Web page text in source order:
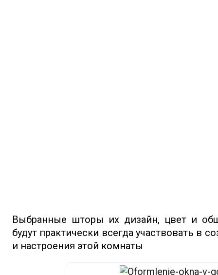
Выбранные шторы их дизайн, цвет и
будут практически всегда участвовать в
и настроения этой комнаты